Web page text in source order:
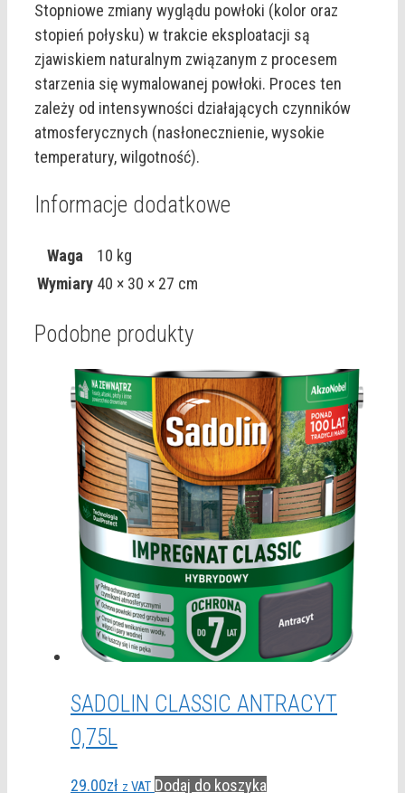
Stopniowe zmiany wyglądu powłoki (kolor oraz
stopień połysku) w trakcie eksploatacji są
zjawiskiem naturalnym związanym z procesem
starzenia się wymalowanej powłoki. Proces ten
zależy od intensywności działających czynników
atmosferycznych (nasłonecznienie, wysokie
temperatury, wilgotność).
Informacje dodatkowe
Waga
10 kg
Wymiary 40 × 30 × 27 cm
Podobne produkty
SADOLIN CLASSIC ANTRACYT
0,75L
29.00zł z VAT Dodaj do koszyka